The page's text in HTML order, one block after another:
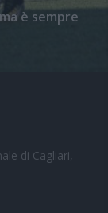
è sempre
di Cagliari,